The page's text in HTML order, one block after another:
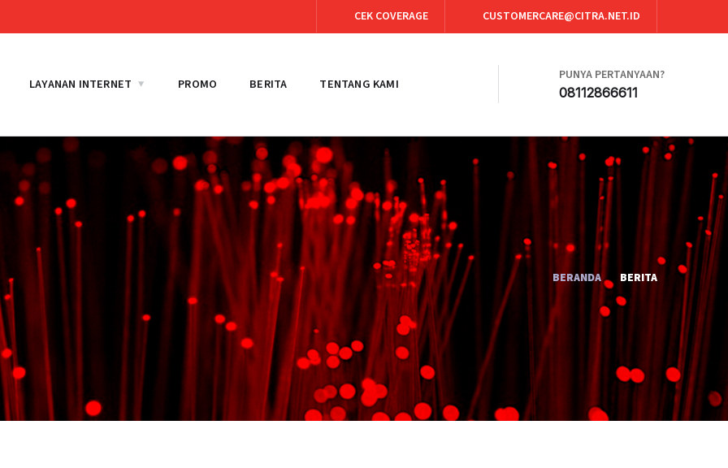
CEK COVERAGE CUSTOMERCARE@CITRA.NET.ID
LAYANAN INTERNET PROMO BERITA TENTANG KAMI
PUNYA PERTANYAAN?
08112866611
BERANDA BERITA